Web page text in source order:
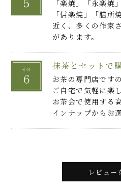
「楽焼」「永楽焼
「信楽焼」「膳所
近く、多くの作家
があります。
抹茶とセットで
お茶の専門店です
ご自宅で気軽に楽
お茶会で使用する
インナップからお
レビュー